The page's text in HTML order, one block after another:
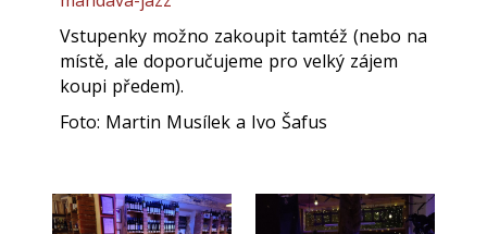
Vstupenky možno zakoupit tamtéž (nebo na
místě, ale doporučujeme pro velký zájem
koupi předem).
Foto: Martin Musílek a Ivo Šafus